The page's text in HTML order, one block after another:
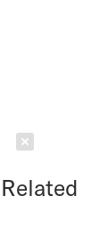
Related